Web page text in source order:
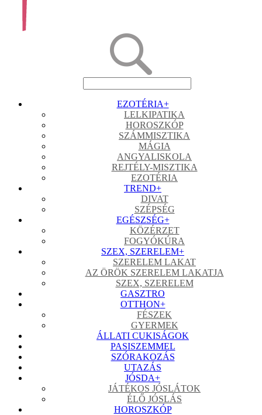
EZOTÉRIA+
LELKIPATIKA
HOROSZKÓP
SZÁMMISZTIKA
MÁGIA
ANGYALISKOLA
REJTÉLY-MISZTIKA
EZOTÉRIA
TREND+
DIVAT
SZÉPSÉG
EGÉSZSÉG+
KÖZÉRZET
FOGYÓKÚRA
SZEX, SZERELEM+
SZERELEM LAKAT
AZ ÖRÖK SZERELEM LAKATJA
SZEX, SZERELEM
GASZTRO
OTTHON+
FÉSZEK
GYERMEK
ÁLLATI CUKISÁGOK
PASISZEMMEL
SZÓRAKOZÁS
UTAZÁS
JÓSDA+
JÁTÉKOS JÓSLÁTOK
ÉLŐ JÓSLÁS
HOROSZKÓP